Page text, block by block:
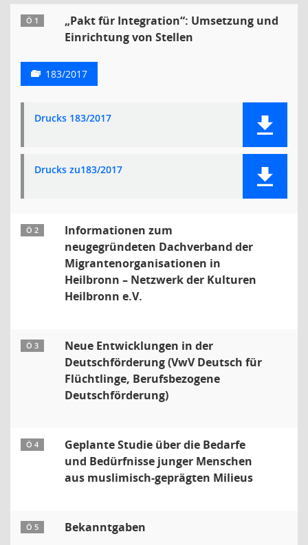
Ö 1
„Pakt für Integration“: Umsetzung und
Einrichtung von Stellen
183/2017
Drucks 183/2017
Drucks zu183/2017
Ö 2
Informationen zum
neugegründeten Dachverband der
Migrantenorganisationen in
Heilbronn – Netzwerk der Kulturen
Heilbronn e.V.
Ö 3
Neue Entwicklungen in der
Deutschförderung (VwV Deutsch für
Flüchtlinge, Berufsbezogene
Deutschförderung)
Ö 4
Geplante Studie über die Bedarfe
und Bedürfnisse junger Menschen
aus muslimisch-geprägten Milieus
Ö 5 Bekanntgaben